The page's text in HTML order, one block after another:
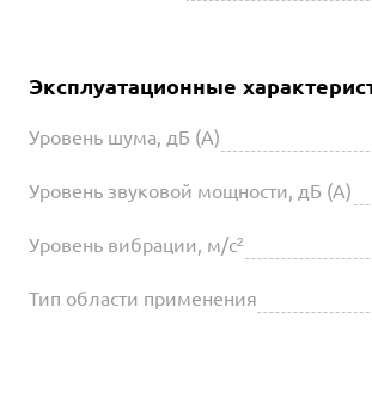
Эксплуатационные
Уровень шума, дБ (А)
Уровень звуковой мощности, дБ (А)
Уровень вибрации, м/с²
Тип области применения